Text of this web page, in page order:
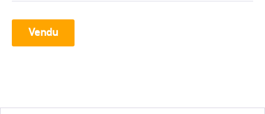
Vendu